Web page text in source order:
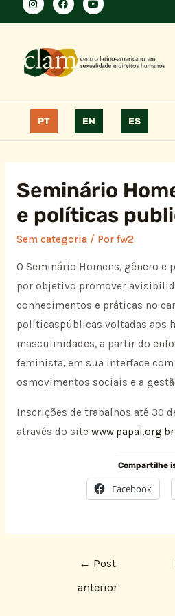
PT EN ES
Seminário
e políticas
Sem categoria/ Por fw2
O Seminário Homens, gênero
por objetivo promover
conhecimentos e práticas no
políticaspúblicas voltadas aos
masculinidades, a partir do
feminista, em sua interface
osmovimentos sociais e a
Inscrições de trabalhos até 30
através do site
Compartilhe
Facebook
← Post
anterior